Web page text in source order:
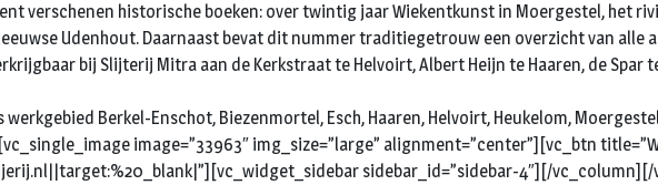
verschenen historische boeken: over twintig jaar Wiekentkunst in Moergestel, het
Udenhout. Daarnaast bevat dit nummer traditiegetrouw een overzicht van
bij Slijterij Mitra aan de Kerkstraat te Helvoirt, Albert Heijn te Haaren, de Spar
Berkel-Enschot, Biezenmortel, Esch, Haaren, Helvoirt, Heukelom,
image=”33963″ img_size=”large” alignment=”center”][vc_btn
sidebar_id=”sidebar-4″][/